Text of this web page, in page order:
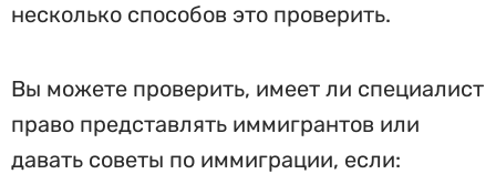
несколько способов это проверить.
Вы можете проверить, имеет ли специалист
право представлять иммигрантов или
давать советы по иммиграции, если: